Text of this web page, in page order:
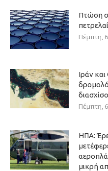
Πτώση
Πέμπτη,
Ιράν
Πέμπτη,
ΗΠΑ:
μικρή